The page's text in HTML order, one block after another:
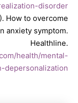
disorder
How to overcome
anxiety symptom.
Healthline.
health/mental-
depersonalization